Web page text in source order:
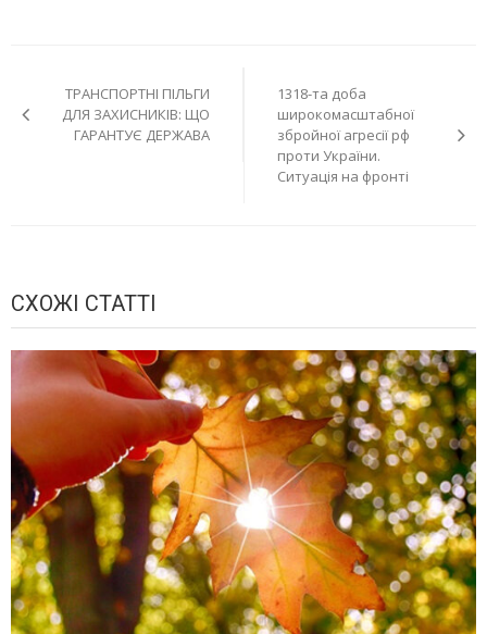
записів
ТРАНСПОРТНІ ПІЛЬГИ
ДЛЯ ЗАХИСНИКІВ: ЩО
ГАРАНТУЄ ДЕРЖАВА
1318-та доба
широкомасштабної
збройної агресії рф
проти України.
Ситуація на фронті
СХОЖІ СТАТТІ